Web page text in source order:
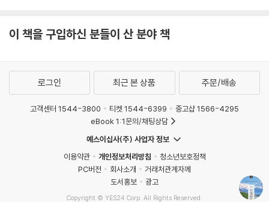
이 책을 구입하신 분들이 산 분야 책
로그인 최근 본 상품 주문/배송
고객센터 1544-3800 티켓 1544-6399
중고샵 1566-4295
eBook 1:1문의/채팅상담
예스이십사(주) 사업자 정보
이용약관
개인정보처리방침
청소년보호정책
PC버전
회사소개
거래처관계자께
도서홍보
광고
Copyright © YES24 Corp. All Rights Reserved.